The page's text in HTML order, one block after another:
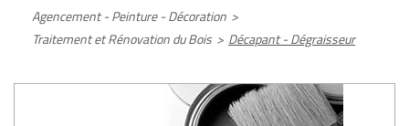
Agencement - Peinture - Décoration >
Traitement et Rénovation du Bois > Décapant - Dégraisseur